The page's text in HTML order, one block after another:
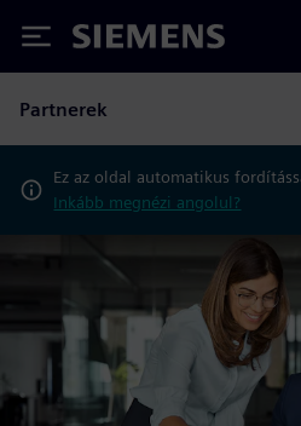
Siemens
Partnerek
Ez az oldal automatikus
Inkább megnézi angolul?